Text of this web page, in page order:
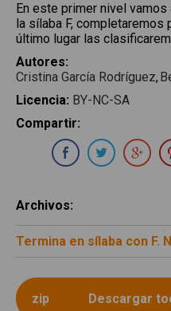
En este primer nivel
la sílaba F, completaremos
último lugar las
Autores:
Cristina García Rodríguez
Licencia: BY-NC-SA
Compartir:
Compartir en
Compartir
Archivos:
Termina en sílaba con F.